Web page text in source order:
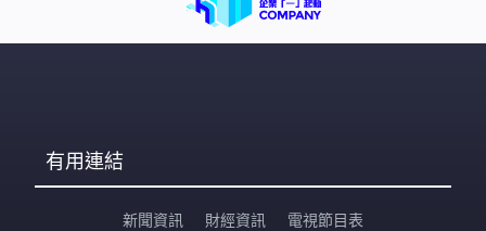
有用連結
新聞資訊 財經資訊 電視節目表